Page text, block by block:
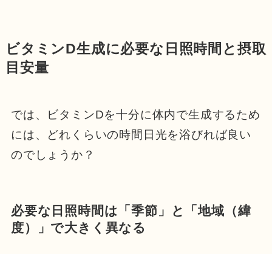
ビタミンD生成に必要な日照時間と摂取
目安量
では、ビタミンDを十分に体内で生成するため
には、どれくらいの時間日光を浴びれば良い
のでしょうか？
必要な日照時間は「季節」と「地域（緯
度）」で大きく異なる